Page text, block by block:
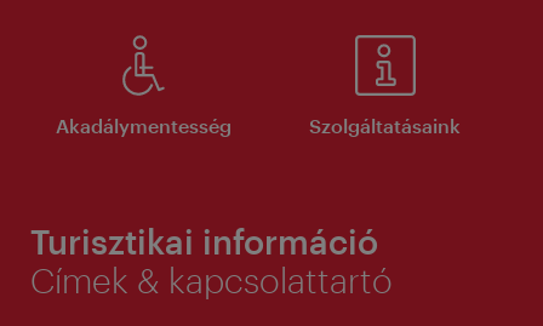
Akadálymentesség Szolgáltatásaink
Turisztikai információ
Címek & kapcsolattartó